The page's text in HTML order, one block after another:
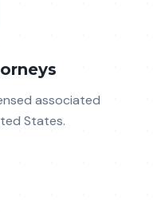
associated
States.